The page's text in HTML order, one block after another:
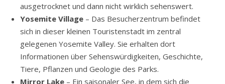
ausgetrocknet und dann nicht wirklich sehenswert.
Yosemite Village – Das Besucherzentrum befindet
sich in dieser kleinen Touristenstadt im zentral
gelegenen Yosemite Valley. Sie erhalten dort
Informationen über Sehenswürdigkeiten, Geschichte,
Tiere, Pflanzen und Geologie des Parks.
Mirror Lake – Ein saisonaler See, in dem sich die